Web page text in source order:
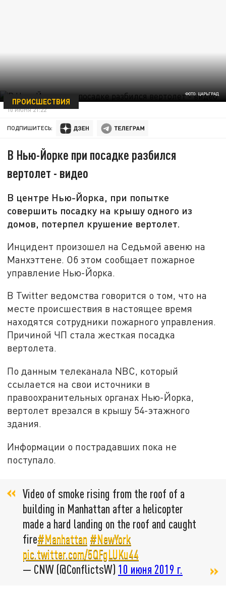
ФОТО: ЦАРЬГРАД
ПРОИСШЕСТВИЯ
10 ИЮНЯ 21:22
ПОДПИШИТЕСЬ:
В Нью-Йорке при посадке разбился
вертолет - видео
В центре Нью-Йорка, при попытке
совершить посадку на крышу одного из
домов, потерпел крушение вертолет.
Инцидент произошел на Седьмой авеню на
Манхэттене. Об этом сообщает пожарное
управление Нью-Йорка.
В Twitter ведомства говорится о том, что на
месте происшествия в настоящее время
находятся сотрудники пожарного управления.
Причиной ЧП стала жесткая посадка
вертолета.
По данным телеканала NBC, который
ссылается на свои источники в
правоохранительных органах Нью-Йорка,
вертолет врезался в крышу 54-этажного
здания.
Информации о пострадавших пока не
поступало.
Video of smoke rising from the roof of a
building in Manhattan after a helicopter
made a hard landing on the roof and caught
fire#Manhattan #NewYork
pic.twitter.com/5QFgLUKu44
— CNW (@ConflictsW) 10 июня 2019 г.